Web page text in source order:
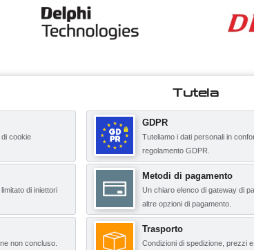
cookie
di iniettori
non concluso.
Tutela
GDPR
Tuteliamo i dati personali in
regolamento GDPR.
Metodi di pagamento
Un chiaro elenco di gateway di
altre opzioni di pagamento.
Trasporto
Condizioni di spedizione, prezzi